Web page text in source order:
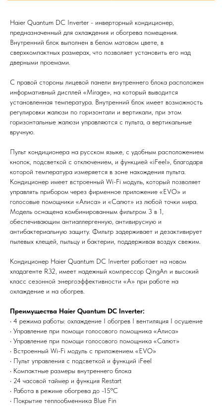
Haier Quantum DC Inverter - инверторный кондиционер,
предназначенный для охлаждения и обогрева помещения.
Внутренний блок выполнен в белом матовом цвете, в
сверхкомпактных размерах, что позволяет установить его над
дверными проемами.
С правой стороны лицевой панели внутреннего блока расположен
информативный дисплей «Mirage», на который выводится
установленная температура. Внутренний блок имеет возможность
регулировки жалюзи по горизонтали и вертикали, при этом
горизонтальные жалюзи управляются с пульта, а вертикальные
вручную.
Пульт кондиционера на русском языке, с удобным расположением
кнопок, подсветкой с отключением, и функцией «iFeel», благодаря
которой температура измеряется в зоне нахождения пульта.
Кондиционер имеет встроенный Wi-Fi модуль, который позволяет
управлять прибором через фирменное приложение «EVO» и
голосовые помощники «Алиса» и «Салют» из любой точки мира.
Модель оснащена комбинированным фильтром 3 в 1,
обеспечивающим антиаллергенную, антивирусную и
антибактериальную защиту. Фильтр задерживает и дезактивирует
пылевых клещей, пыльцу и бактерии, поддерживая воздух свежим.
Кондиционер Haier Quantum DC Inverter работает на новом
хладагенте R32, имеет надежный компрессор QingAn и высокий
класс сезонной энергоэффективности «А» при работе на
охлаждение и на обогрев.
Преимущества Haier Quantum DC Inverter:
• 4 режима работы: охлаждение I обогрев I вентиляция I осушение
• Управление при помощи голосового помощника «Алиса»
• Управление при помощи голосового помощника «Салют»
• Встроенный Wi-Fi модуль с приложением «EVO»
• Пульт управления с подсветкой и функций iFeel
• Компактные размеры внутреннего блока
• 24 часовой таймер и функция Restart
• Работа в режиме обогрева до -15ºС
• Покрытие теплообменника Blue Fin
Не нашли то, что искали или
затрудняетесь в выборе?
вам нужный товар
Мы всегда рады вам помочь